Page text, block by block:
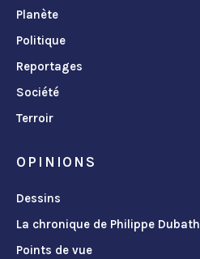
Planète
Politique
Reportages
Société
Terroir
OPINIONS
Dessins
La chronique de Philippe Dubath
Points de vue